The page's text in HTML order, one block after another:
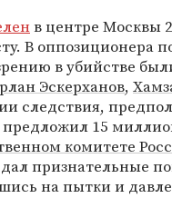
в центре Москвы
В оппозиционера
в убийстве
Эскерханов,
следствия,
предложил 15
комитете
признательные
на пытки и